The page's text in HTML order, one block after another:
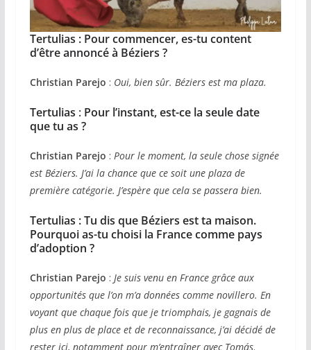
Tertulias : Pour commencer, es-tu content
d’être annoncé à Béziers ?
Christian Parejo : Oui, bien sûr. Béziers est ma plaza.
Tertulias : Pour l’instant, est-ce la seule date
que tu as ?
Christian Parejo : Pour le moment, la seule chose signée
est Béziers. J’ai la chance que ce soit une plaza de
première catégorie. J’espère que cela se passera bien.
Tertulias :Tu dis que Béziers est ta maison.
Pourquoi as-tu choisi la France comme pays
d’adoption ?
Christian Parejo : Je suis venu en France grâce aux
opportunités que l’on m’a données comme novillero. En
voyant que chaque fois que je triomphais, je gagnais de
plus en plus de place et de reconnaissance, j’ai décidé de
rester ici, notamment pour m’entraîner avec Tomás.